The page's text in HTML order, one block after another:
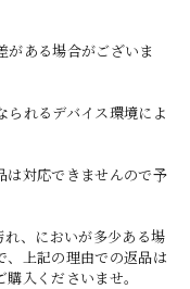
ある場合がございま
れるデバイス環境によ
は対応できませんので予
、においが多少ある場
、上記の理由での返品は
入くださいませ。